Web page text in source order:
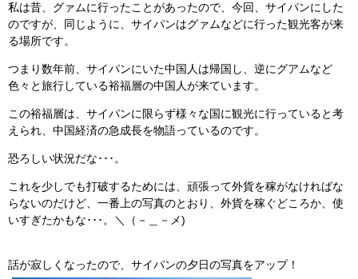
私は昔、グァムに行ったことがあったので、今回、サイパンにした
のですが、同じように、サイパンはグァムなどに行った観光客が来
る場所です。
つまり数年前、サイパンにいた中国人は帰国し、逆にグアムなど
色々と旅行している裕福層の中国人が来ています。
この裕福層は、サイパンに限らず様々な国に観光に行っていると考
えられ、中国経済の急成長を物語っているのです。
恐ろしい状況だな･･･。
これを少しでも打破するためには、頑張って外貨を稼がなければな
らないのだけど、一番上の写真のとおり、外貨を稼ぐどころか、使
いすぎたかもな･･･。＼（－＿－メ)
話が寂しくなったので、サイパンの夕日の写真をアップ！